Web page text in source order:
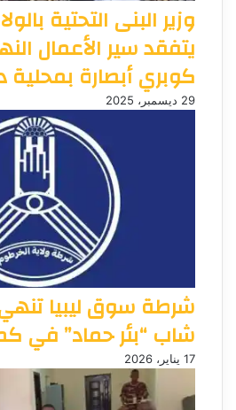
وزير البنى التحتية
يتفقد سير الأعمال
كوبري أبصارة بمحلية
29 ديسمبر، 2025
شرطة سوق ليبيا
شاب “بئر حماد” في
17 يناير، 2026